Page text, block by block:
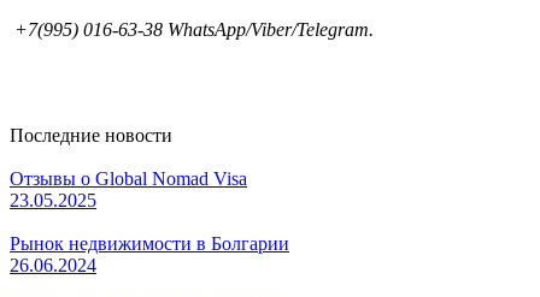
+7(995) 016-63-38 WhatsApp/Viber/Telegram.
Последние новости
Отзывы о Global Nomad Visa
23.05.2025
Рынок недвижимости в Болгарии
26.06.2024